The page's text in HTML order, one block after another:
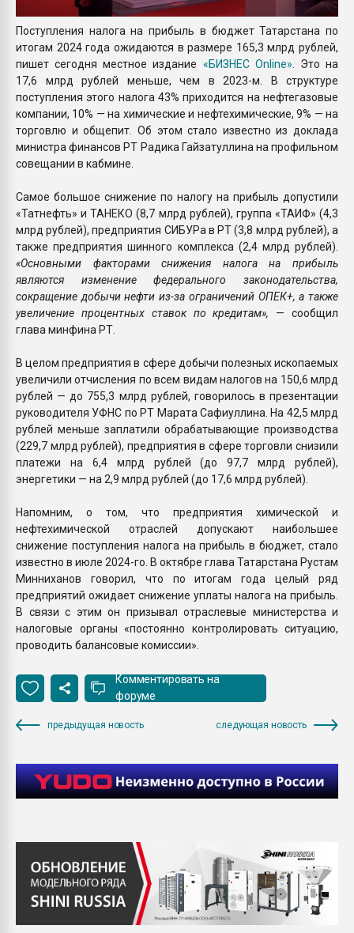
Поступления налога на прибыль в бюджет Татарстана по
итогам 2024 года ожидаются в размере 165,3 млрд рублей,
пишет сегодня местное издание «БИЗНЕС Online» . Это на
17,6 млрд рублей меньше, чем в 2023-м. В структуре
поступления этого налога 43% приходится на нефтегазовые
компании, 10% — на химические и нефтехимические, 9% — на
торговлю и общепит. Об этом стало известно из доклада
министра финансов РТ Радика Гайзатуллина на профильном
совещании в кабмине.
Самое большое снижение по налогу на прибыль допустили
«Татнефть» и ТАНЕКО (8,7 млрд рублей), группа «ТАИФ» (4,3
млрд рублей), предприятия СИБУРа в РТ (3,8 млрд рублей), а
также предприятия шинного комплекса (2,4 млрд рублей).
«Основными факторами снижения налога на прибыль
являются изменение федерального законодательства,
сокращение добычи нефти из-за ограничений ОПЕК+, а также
увеличение процентных ставок по кредитам», — сообщил
глава минфина РТ.
В целом предприятия в сфере добычи полезных ископаемых
увеличили отчисления по всем видам налогов на 150,6 млрд
рублей — до 755,3 млрд рублей, говорилось в презентации
руководителя УФНС по РТ Марата Сафиуллина. На 42,5 млрд
рублей меньше заплатили обрабатывающие производства
(229,7 млрд рублей), предприятия в сфере торговли снизили
платежи на 6,4 млрд рублей (до 97,7 млрд рублей),
энергетики — на 2,9 млрд рублей (до 17,6 млрд рублей).
Напомним, о том, что предприятия химической и
нефтехимической отраслей допускают наибольшее
снижение поступления налога на прибыль в бюджет, стало
известно в июле 2024-го. В октябре глава Татарстана Рустам
Минниханов говорил, что по итогам года целый ряд
предприятий ожидает снижение уплаты налога на прибыль.
В связи с этим он призывал отраслевые министерства и
налоговые органы «постоянно контролировать ситуацию,
проводить балансовые комиссии».
Комментировать на
форуме
предыдущая новость следующая новость